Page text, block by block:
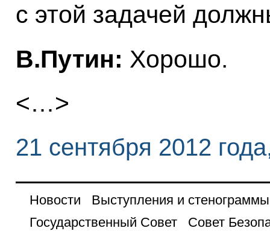
с этой задачей
В.Путин: Хорошо.
<…>
21 сентября 2012
Новости
Выступления и стенограммы
Государственный Совет
Совет